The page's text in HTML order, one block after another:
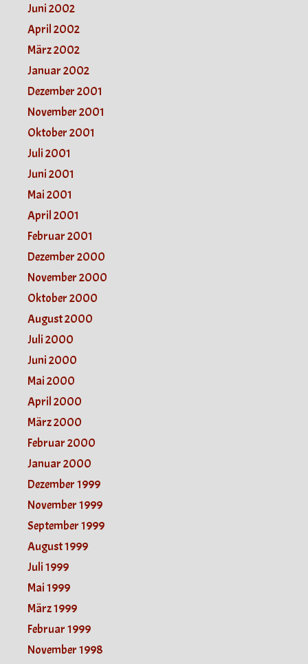
Juni 2002
April 2002
März 2002
Januar 2002
Dezember 2001
November 2001
Oktober 2001
Juli 2001
Juni 2001
Mai 2001
April 2001
Februar 2001
Dezember 2000
November 2000
Oktober 2000
August 2000
Juli 2000
Juni 2000
Mai 2000
April 2000
März 2000
Februar 2000
Januar 2000
Dezember 1999
November 1999
September 1999
August 1999
Juli 1999
Mai 1999
März 1999
Februar 1999
November 1998